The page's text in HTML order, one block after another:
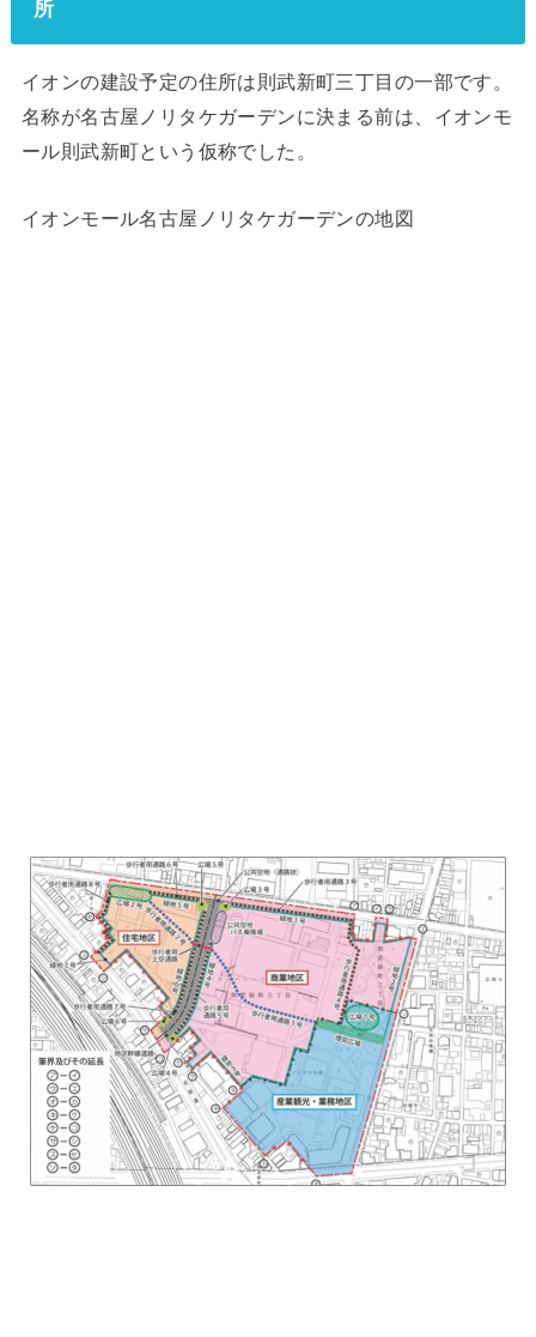
所
イオンの建設予定の住所は則武新町三丁目の一部です。
名称が名古屋ノリタケガーデンに決まる前は、イオンモ
ール則武新町という仮称でした。
イオンモール名古屋ノリタケガーデンの地図